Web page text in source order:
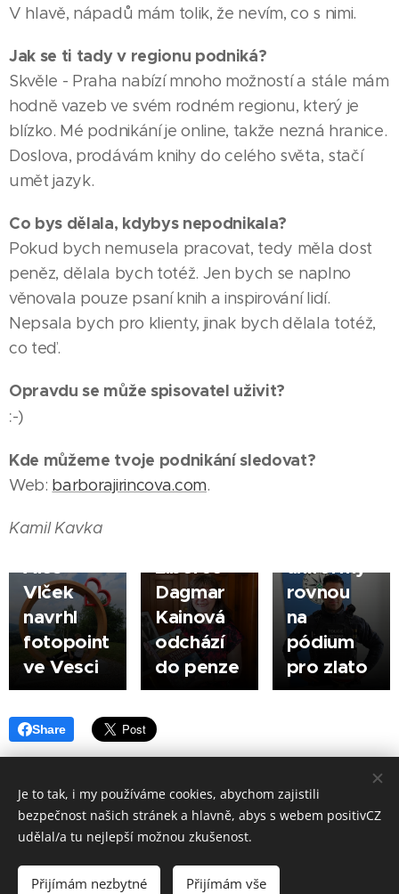
V hlavě, nápadů mám tolik, že nevím, co s nimi.
Jak se ti tady v regionu podniká?
Skvěle - Praha nabízí mnoho možností a stále mám
hodně vazeb ve svém rodném regionu, který je
blízko. Mé podnikání je online, takže nezná hranice.
Doslova, prodávám knihy do celého světa, stačí
umět jazyk.
Co bys dělala, kdybys nepodnikala?
Pokud bych nemusela pracovat, tedy měla dost
peněz, dělala bych totéž. Jen bych se naplno
věnovala pouze psaní knih a inspirování lidí.
Nepsala bych pro klienty, jinak bych dělala totéž,
co teď.
Opravdu se může spisovatel uživit?
:-)
Kde můžeme tvoje podnikání sledovat?
Web: barborajirincova.com.
Kamil Kavka
03.07.2026
LIBEREC |
Student
Aleš
Vlček
navrhl
fotopoint
ve Vesci
LIBEREC
|Nejdéle
Liberce
Dagmar
Kainová
odchází
do penze
LIBEREC
uniformy
rovnou
na
pódium
pro zlato
Share
Made in positivCZ © 2026. Všechna práva vyhrazena.
Provozuje: Kamil Kavka, Kalvodova 1405/3, 790 01 Jeseník, IČ: 699 98
833.
Je to tak, i my používáme cookies, abychom zajistili
bezpečnost našich stránek a hlavně, abys s webem positivCZ
udělal/a tu nejlepší možnou zkušenost.
Přijímám nezbytné Přijímám vše